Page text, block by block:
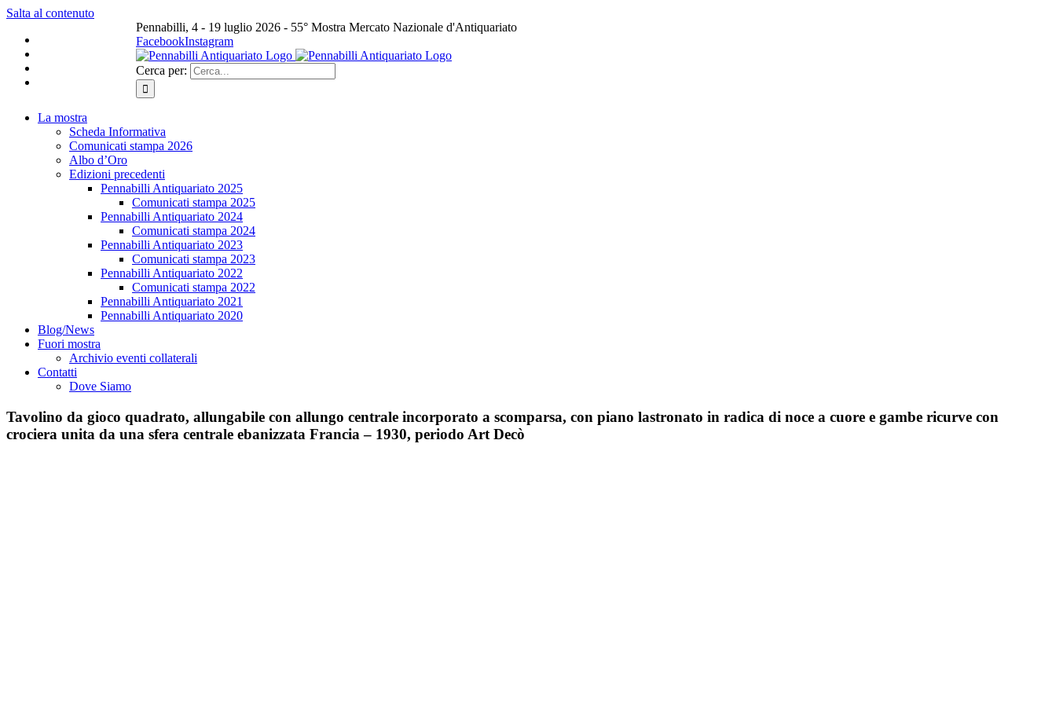
Salta al contenuto
Pennabilli, 4 - 19 luglio 2026 - 55° Mostra Mercato Nazionale d'Antiquariato
FacebookInstagram
Cerca per:
La mostra
Scheda Informativa
Comunicati stampa 2026
Albo d’Oro
Edizioni precedenti
Pennabilli Antiquariato 2025
Comunicati stampa 2025
Pennabilli Antiquariato 2024
Comunicati stampa 2024
Pennabilli Antiquariato 2023
Comunicati stampa 2023
Pennabilli Antiquariato 2022
Comunicati stampa 2022
Pennabilli Antiquariato 2021
Pennabilli Antiquariato 2020
Blog/News
Fuori mostra
Archivio eventi collaterali
Contatti
Dove Siamo
Tavolino da gioco quadrato, allungabile con allungo centrale incorporato a scomparsa, con piano lastronato in radica di noce a cuore e gambe ricurve con
crociera unita da una sfera centrale ebanizzata Francia – 1930, periodo Art Decò